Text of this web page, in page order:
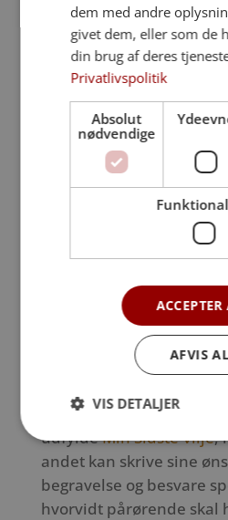
Beskytter privatlivet:
sårbare over for
Skaber ro for de
måneder at få
rette dokumentation.
Giver en værdig digital
kan enten slettes eller
mindesider, hvor
Budskabet fra
Tag stilling!
klart budskab: Hun vil
udfyldeMin Sidste Vilje,
andet kan skrive sine
begravelse og besvare
hvorvidt pårørende skal
dem med andre
givet dem, eller som de
din brug af deres
Privatlivspolitik
Absolut
nødvendige
ACCEPTER
AFVIS
VIS DETALJER